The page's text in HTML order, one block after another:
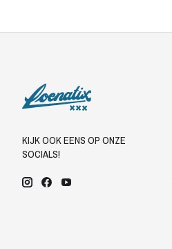
KIJK OOK EENS OP ONZE
SOCIALS!